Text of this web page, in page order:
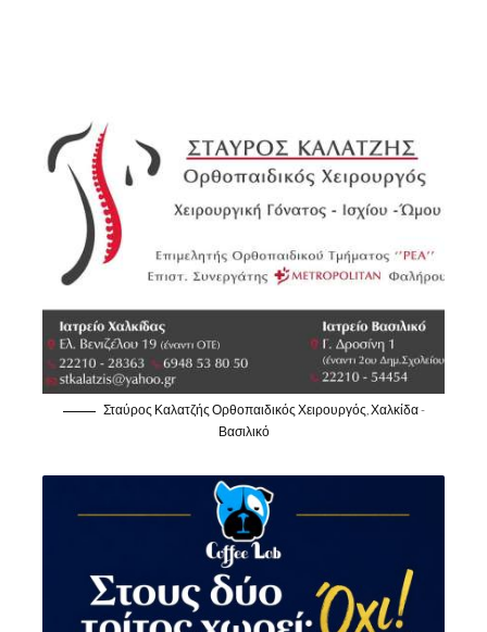
Σταύρος Καλατζής Ορθοπαιδικός Χειρουργός, Χαλκίδα -
Βασιλικό